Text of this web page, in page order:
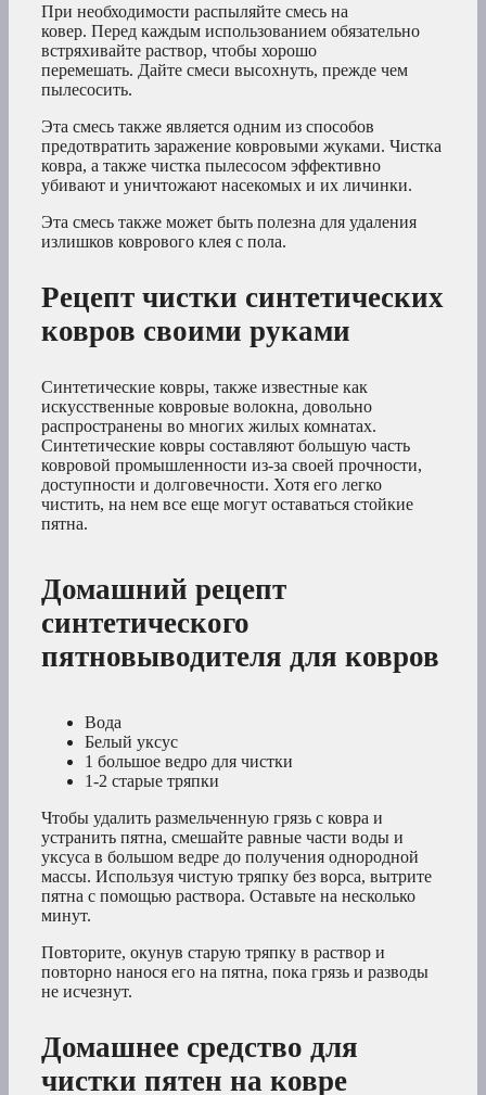
При необходимости распыляйте смесь на
ковер. Перед каждым использованием обязательно
встряхивайте раствор, чтобы хорошо
перемешать. Дайте смеси высохнуть, прежде чем
пылесосить.
Эта смесь также является одним из способов
предотвратить заражение ковровыми жуками. Чистка
ковра, а также чистка пылесосом эффективно
убивают и уничтожают насекомых и их личинки.
Эта смесь также может быть полезна для удаления
излишков коврового клея с пола.
Рецепт чистки синтетических
ковров своими руками
Синтетические ковры, также известные как
искусственные ковровые волокна, довольно
распространены во многих жилых комнатах.
Синтетические ковры составляют большую часть
ковровой промышленности из-за своей прочности,
доступности и долговечности. Хотя его легко
чистить, на нем все еще могут оставаться стойкие
пятна.
Домашний рецепт
синтетического
пятновыводителя для ковров
Вода
Белый уксус
1 большое ведро для чистки
1-2 старые тряпки
Чтобы удалить размельченную грязь с ковра и
устранить пятна, смешайте равные части воды и
уксуса в большом ведре до получения однородной
массы. Используя чистую тряпку без ворса, вытрите
пятна с помощью раствора. Оставьте на несколько
минут.
Повторите, окунув старую тряпку в раствор и
повторно нанося его на пятна, пока грязь и разводы
не исчезнут.
Домашнее средство для
чистки пятен на ковре